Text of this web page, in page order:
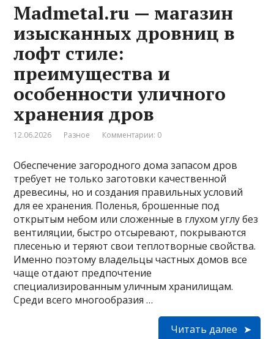
Madmetal.ru — магазин
изысканных дровниц в
лофт стиле:
преимущества и
особенности уличного
хранения дров
12.06.2026 Разное Комментарии: 0
Обеспечение загородного дома запасом дров
требует не только заготовки качественной
древесины, но и создания правильных условий
для ее хранения. Поленья, брошенные под
открытым небом или сложенные в глухом углу без
вентиляции, быстро отсыревают, покрываются
плесенью и теряют свои теплотворные свойства.
Именно поэтому владельцы частных домов все
чаще отдают предпочтение
специализированным уличным хранилищам.
Среди всего многообразия …
Читать далее